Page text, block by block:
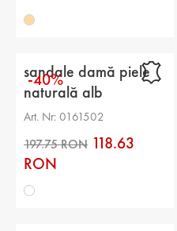
Branț: piele naturală
Înălțimea tălpii: 1 cm
Înălțimea platformei: -
Înălțimea de la călcâi
Diametrul gambei: -
226.01 RON
-40%
sandale damă piele
naturală alb
Art. Nr: 0161502
118.63
RON